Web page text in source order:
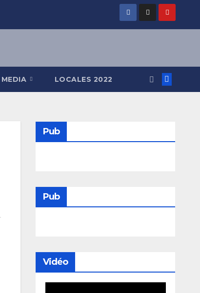
MEDIA LOCALES 2022
Pub
Pub
Vidéo